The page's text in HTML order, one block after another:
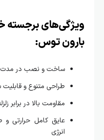
برجسته
توس:
ساخت و نصب در مدت زمان
طراحی متنوع و قابلیت
مقاومت بالا در برابر زلزله،
عایق کامل حرارتی و صوتی